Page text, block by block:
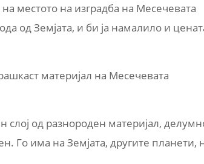
местото на изградба на Месечевата
од Земјата, и би ја намалило и
материјал на Месечевата
слој од разнороден материјал,
Го има на Земјата, другите планети,